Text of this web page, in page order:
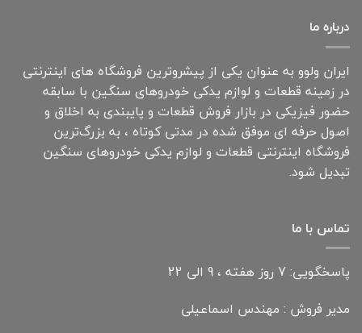
درباره ما
ایران ولوو به عنوان یکی از پیشروترین فروشگاه های اینترنتی
در زمینه قطعات و لوازم یدکی خودروهای سنگین با سابقه
حضور فیزیکی در بازار فروش قطعات و پایبندی به اخلاق و
اصول حرفه ای موفق شده در مدتی کوتاه ، به بزرگ‌ترین
فروشگاه اینترنتی قطعات و لوازم یدکی خودروهای سنگین
تبدیل شود.
تماس با ما
پاسخگویی: 7 روز هفته ، 9 الی 22
مدیر فروش : مهندس اسماعیلی